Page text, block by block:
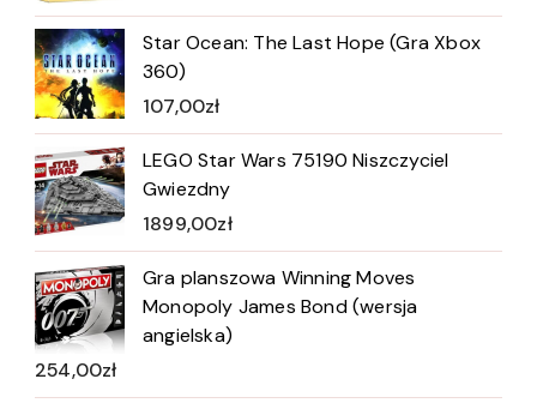
Star Ocean: The Last Hope (Gra Xbox
360)
107,00zł
LEGO Star Wars 75190 Niszczyciel
Gwiezdny
1899,00zł
Gra planszowa Winning Moves
Monopoly James Bond (wersja
angielska)
254,00zł